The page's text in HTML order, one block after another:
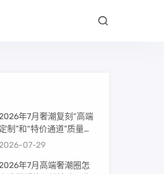
年7月奢潮复刻“高端
定制”和“特价通道”质量差
很多吗？内行人说出真相
07-29
年7月高端奢潮圈怎